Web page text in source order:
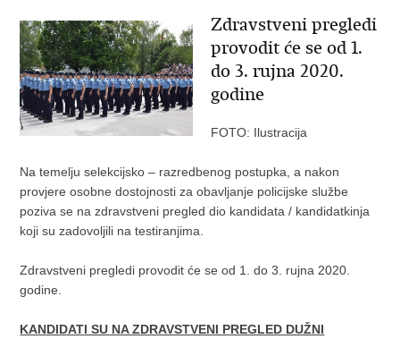
Zdravstveni pregledi
provodit će se od 1.
do 3. rujna 2020.
godine
FOTO: Ilustracija
Na temelju selekcijsko – razredbenog postupka, a nakon
provjere osobne dostojnosti za obavljanje policijske službe
poziva se na zdravstveni pregled dio kandidata / kandidatkinja
koji su zadovoljili na testiranjima.
Zdravstveni pregledi provodit će se od 1. do 3. rujna 2020.
godine.
KANDIDATI SU NA ZDRAVSTVENI PREGLED DUŽNI